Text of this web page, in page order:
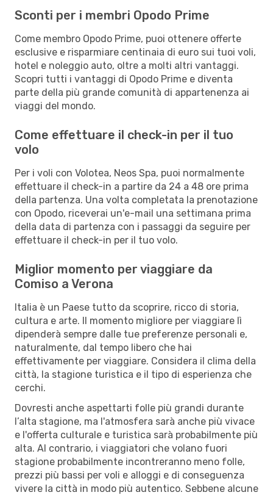
Sconti per i membri Opodo Prime
Come membro Opodo Prime, puoi ottenere offerte
esclusive e risparmiare centinaia di euro sui tuoi voli,
hotel e noleggio auto, oltre a molti altri vantaggi.
Scopri tutti i vantaggi di Opodo Prime e diventa
parte della più grande comunità di appartenenza ai
viaggi del mondo.
Come effettuare il check-in per il tuo
volo
Per i voli con Volotea, Neos Spa, puoi normalmente
effettuare il check-in a partire da 24 a 48 ore prima
della partenza. Una volta completata la prenotazione
con Opodo, riceverai un'e-mail una settimana prima
della data di partenza con i passaggi da seguire per
effettuare il check-in per il tuo volo.
Miglior momento per viaggiare da
Comiso a Verona
Italia è un Paese tutto da scoprire, ricco di storia,
cultura e arte. Il momento migliore per viaggiare lì
dipenderà sempre dalle tue preferenze personali e,
naturalmente, dal tempo libero che hai
effettivamente per viaggiare. Considera il clima della
città, la stagione turistica e il tipo di esperienza che
cerchi.
Dovresti anche aspettarti folle più grandi durante
l’alta stagione, ma l'atmosfera sarà anche più vivace
e l'offerta culturale e turistica sarà probabilmente più
alta. Al contrario, i viaggiatori che volano fuori
stagione probabilmente incontreranno meno folle,
prezzi più bassi per voli e alloggi e di conseguenza
vivere la città in modo più autentico. Sebbene alcune